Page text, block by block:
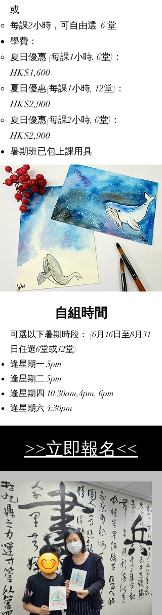
或
每課2小時，可自由選 6 堂
學費：
夏日優惠 (每課1小時, 6堂)：
HK$1,600
夏日優惠(每課1小時, 12堂)：
HK$2,900
夏日優惠(每課2小時, 6堂)：
HK$2,900
暑期班已包上課用具
自組時間
可選以下暑期時段： (6月16日至8月31
日任選6堂或12堂)
逢星期一 5pm
逢星期二 5pm
逢星期四 10:30am,4pm, 6pm
逢星期六 4:30pm
>>​立即報名<<